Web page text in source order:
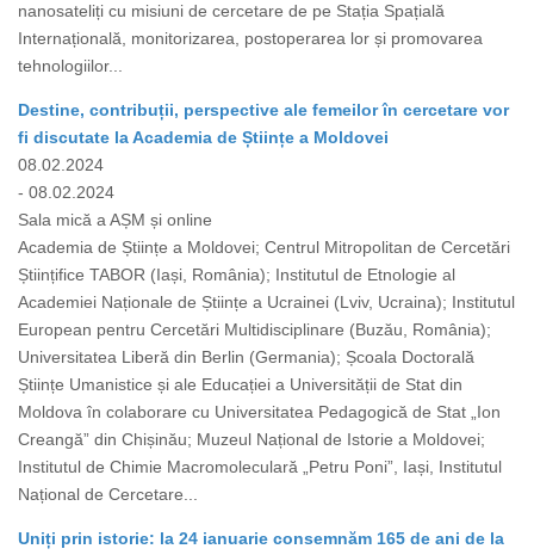
nanosateliți cu misiuni de cercetare de pe Stația Spațială
Internațională, monitorizarea, postoperarea lor și promovarea
tehnologiilor...
Destine, contribuții, perspective ale femeilor în cercetare vor
fi discutate la Academia de Științe a Moldovei
08.02.2024
- 08.02.2024
Sala mică a AȘM și online
Academia de Științe a Moldovei; Centrul Mitropolitan de Cercetări
Științifice TABOR (Iași, România); Institutul de Etnologie al
Academiei Naționale de Științe a Ucrainei (Lviv, Ucraina); Institutul
European pentru Cercetări Multidisciplinare (Buzău, România);
Universitatea Liberă din Berlin (Germania); Școala Doctorală
Științe Umanistice și ale Educației a Universității de Stat din
Moldova în colaborare cu Universitatea Pedagogică de Stat „Ion
Creangă” din Chișinău; Muzeul Național de Istorie a Moldovei;
Institutul de Chimie Macromoleculară „Petru Poni”, Iași, Institutul
Național de Cercetare...
Uniți prin istorie: la 24 ianuarie consemnăm 165 de ani de la